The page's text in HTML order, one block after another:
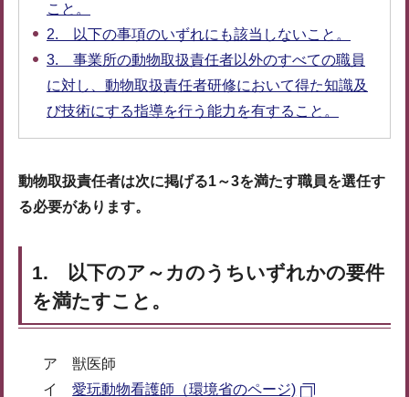
こと。
2. 以下の事項のいずれにも該当しないこと。
3. 事業所の動物取扱責任者以外のすべての職員
に対し、動物取扱責任者研修において得た知識及
び技術にする指導を行う能力を有すること。
動物取扱責任者は次に掲げる1～3を満たす職員を選任す
る必要があります。
1. 以下のア～カのうちいずれかの要件
を満たすこと。
ア 獣医師
イ愛玩動物看護師（環境省のページ)